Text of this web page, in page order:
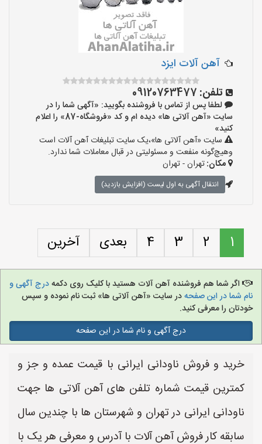
آهن آلات ایزد
تلفن: 09120763477
لطفا پس از تماس با فروشنده بگویید: «آگهی شما را در
سایت «آهن آلاتی ها» دیده ام و کد «فروشگاه-87» را اعلام
کنید»
سایت «آهن آلاتی ها»،یک سایت تبلیغات آهن آلات است
وهیچ‌گونه منفعت و مسئولیتی در قبال معاملات شما ندارد.
مکان:تهران - تهران
انتقال آگهی به اول لیست (افزایش بازدید)
1
2
3
4 بعدی آخرین
اگر شما هم فروشنده آهن آلات هستید با کلیک روی دکمهدرج آگهی و
نام شما در این صفحهدر سایت «آهن آلاتی ها» ثبت نام نموده و سپس
خودتان را معرفی کنید.
درج آگهی و نام شما در این صفحه
خرید و فروش ناودانی ایرانی با قیمت عمده و جز و
کمترین قیمت شماره تلفن های آهن آلاتی ها جهت
ناودانی ایرانی در تهران و شهرستان ها با چندین سال
سابقه کار فروش آهن آلات با آدرس و معرفی هر یک با